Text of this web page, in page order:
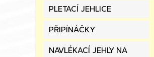
PLETACÍ JEHLICE
PŘIPÍNÁČKY
NAVLÉKACÍ JEHLY NA